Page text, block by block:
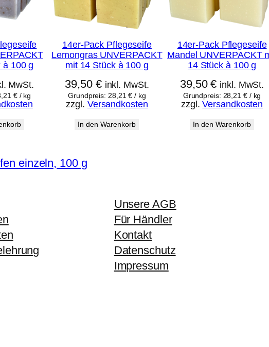
à 100 g
MwSt.
€/ kg
14er-Pack Pflegeseife
Lemongras UNVERPACKT
mit 14 Stück à 100 g
39,50 € inkl. MwSt.
Grundpreis: 28,21€ / kg
zzgl. Versandkosten
In den Warenkorb
14er-Pack Pflegeseife
Mandel UNVERPACKT
14 Stück à 100 g
39,50€ inkl. MwSt.
Grundpreis: 28,21 €/ kg
zzgl.Versandkosten
In den Warenkorb
einzeln, 100 g
Unsere AGB
Für Händler
Kontakt
Datenschutz
Impressum